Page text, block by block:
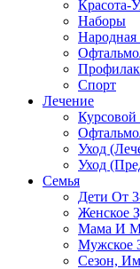
Красота-
Наборы
Спорт
Лечение
Уход
Уход
Семья
Дети От
Женское
Мама И
Мужское
Сезон,